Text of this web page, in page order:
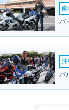
南
バ
沖
パ